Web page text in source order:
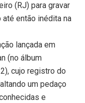
(RJ) para gravar
então inédita na
lançada em
(no álbum
cujo registro do
um pedaço
e